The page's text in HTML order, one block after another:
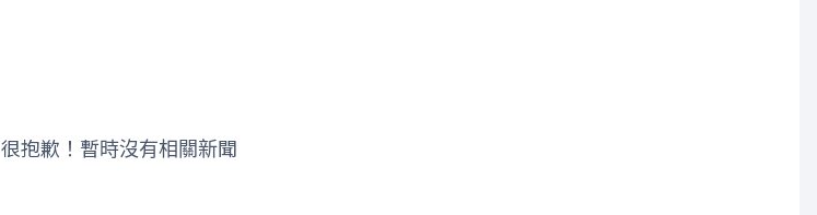
很抱歉！暫時沒有相關新聞